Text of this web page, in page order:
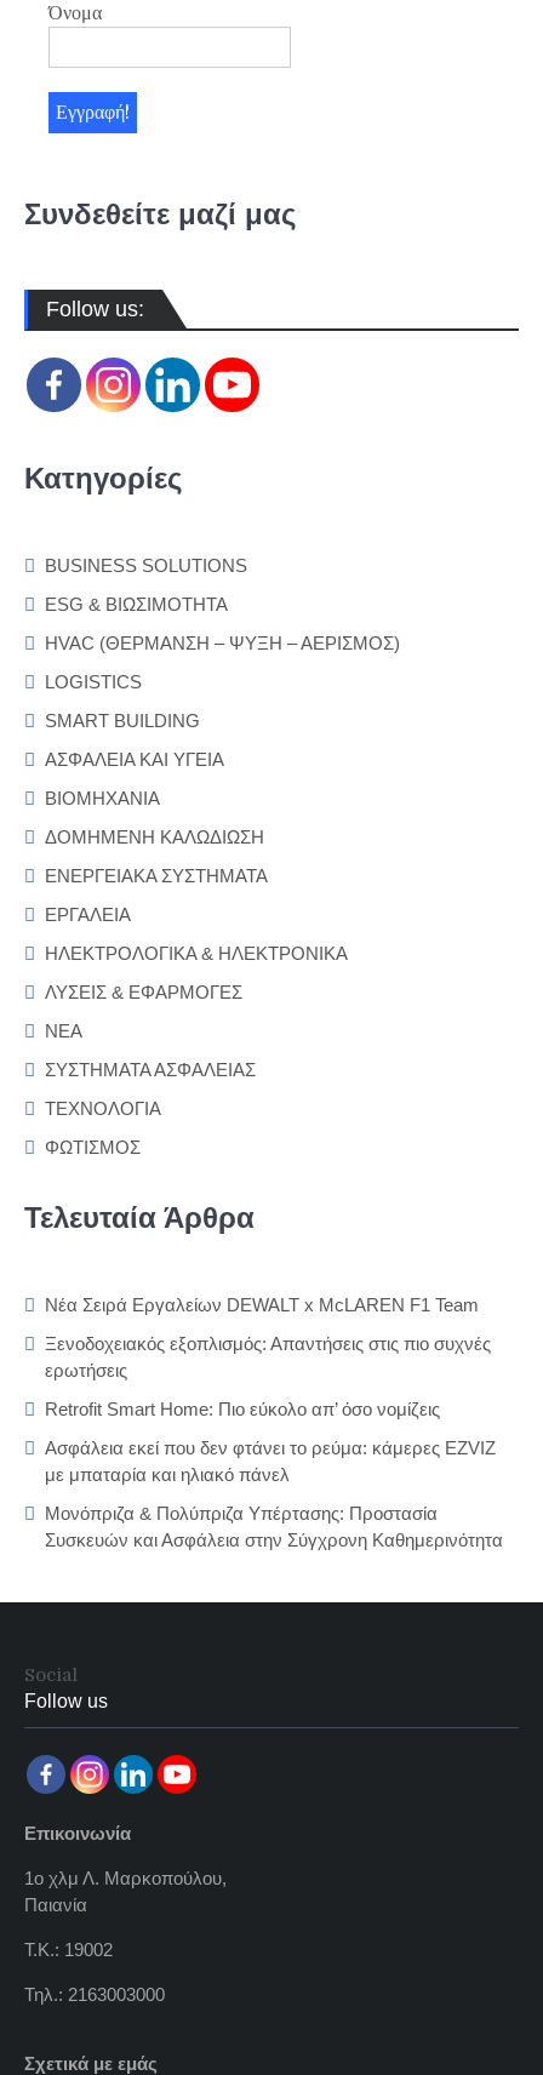
Όνομα
Συνδεθείτε μαζί μας
Follow us:
Κατηγορίες
BUSINESS SOLUTIONS
ESG & ΒΙΩΣΙΜΟΤΗΤΑ
HVAC (ΘΕΡΜΑΝΣΗ – ΨΥΞΗ – ΑΕΡΙΣΜΟΣ)
LOGISTICS
SMART BUILDING
ΑΣΦΑΛΕΙΑ ΚΑΙ ΥΓΕΙΑ
ΒΙΟΜΗΧΑΝΙΑ
ΔΟΜΗΜΕΝΗ ΚΑΛΩΔΙΩΣΗ
ΕΝΕΡΓΕΙΑΚΑ ΣΥΣΤΗΜΑΤΑ
ΕΡΓΑΛΕΙΑ
ΗΛΕΚΤΡΟΛΟΓΙΚΑ & ΗΛΕΚΤΡΟΝΙΚΑ
ΛΥΣΕΙΣ & ΕΦΑΡΜΟΓΕΣ
ΝΕΑ
ΣΥΣΤΗΜΑΤΑ ΑΣΦΑΛΕΙΑΣ
ΤΕΧΝΟΛΟΓΙΑ
ΦΩΤΙΣΜΟΣ
Τελευταία Άρθρα
Νέα Σειρά Εργαλείων DEWALT x McLAREN F1 Team
Ξενοδοχειακός εξοπλισμός: Απαντήσεις στις πιο συχνές
ερωτήσεις
Retrofit Smart Home: Πιο εύκολο απ’ όσο νομίζεις
Ασφάλεια εκεί που δεν φτάνει το ρεύμα: κάμερες EZVIZ
με μπαταρία και ηλιακό πάνελ
Μονόπριζα & Πολύπριζα Υπέρτασης: Προστασία
Συσκευών και Ασφάλεια στην Σύγχρονη Καθημερινότητα
Social
Follow us
Επικοινωνία
1ο χλμ Λ. Μαρκοπούλου,
Παιανία
Τ.Κ.: 19002
Τηλ.: 2163003000
Σχετικά με εμάς